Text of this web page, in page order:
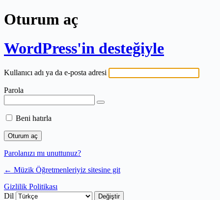
Oturum aç
WordPress'in desteğiyle
Kullanıcı adı ya da e-posta adresi
Parola
Beni hatırla
Parolanızı mı unuttunuz?
← Müzik Öğretmenleriyiz sitesine git
Gizlilik Politikası
Dil